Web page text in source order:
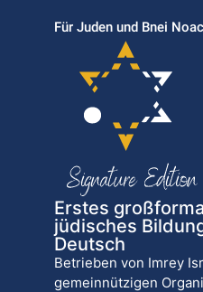
Für Juden und Bnei
Erstes
jüdisches
Deutsch
Betrieben von Imrey
gemeinnützigen